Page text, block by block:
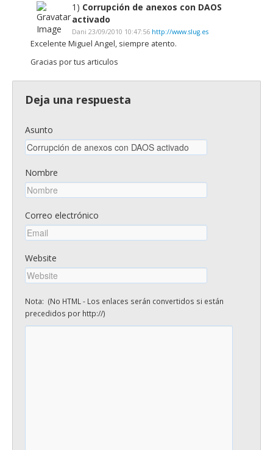
1) Corrupción de anexos con DAOS
activado
Dani 23/09/2010 10:47:56 http://www.slug.es
Excelente Miguel Angel, siempre atento.
Gracias por tus articulos
Deja una respuesta
Asunto
Nombre
Correo electrónico
Website
Nota: (No HTML - Los enlaces serán convertidos si están
precedidos por http://)